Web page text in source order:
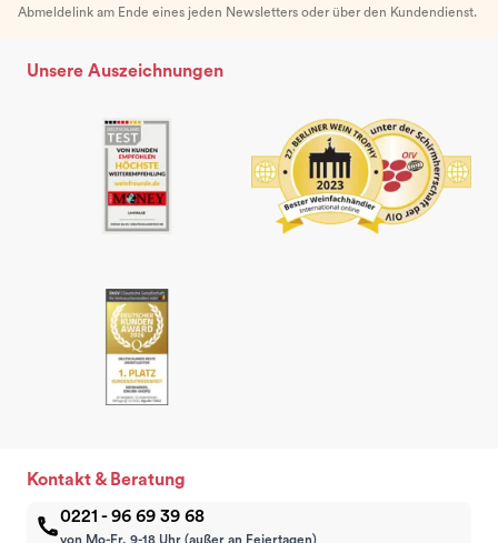
Abmeldelink am Ende eines jeden Newsletters oder über den Kundendienst.
Unsere Auszeichnungen
Kontakt & Beratung
0221 - 96 69 39 68
von Mo-Fr, 9-18 Uhr (außer an Feiertagen)